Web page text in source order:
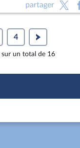
partager
4
sur un total de 16